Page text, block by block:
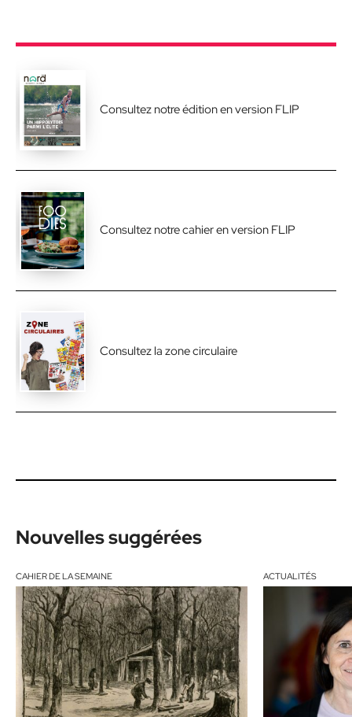
Consultez notre édition en version FLIP
Consultez notre cahier en version FLIP
Consultez la zone circulaire
Nouvelles suggérées
CAHIER DE LA SEMAINE ACTUALITÉS